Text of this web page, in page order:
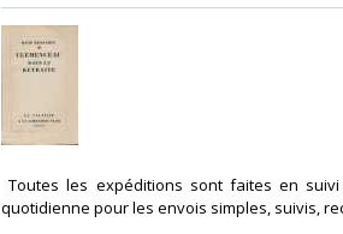
Toutes les expéditions sont faites en
quotidienne pour les envois simples, suivis,